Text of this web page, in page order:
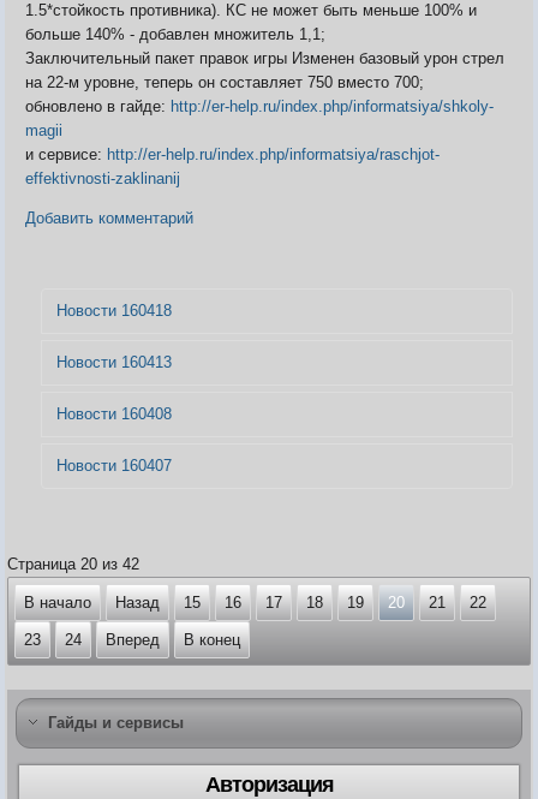
1.5*стойкость противника). КС не может быть меньше 100% и
больше 140% - добавлен множитель 1,1;
Заключительный пакет правок игры Изменен базовый урон стрел
на 22-м уровне, теперь он составляет 750 вместо 700;
обновлено в гайде: http://er-help.ru/index.php/informatsiya/shkoly-
magii
и сервисе: http://er-help.ru/index.php/informatsiya/raschjot-
effektivnosti-zaklinanij
Добавить комментарий
Новости 160418
Новости 160413
Новости 160408
Новости 160407
Страница 20 из 42
В начало Назад 15 16 17 18 19 20 21 22
23 24 Вперед В конец
Гайды и сервисы
Авторизация